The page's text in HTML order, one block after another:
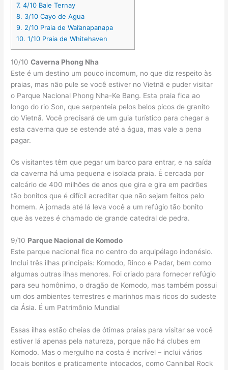
7. 4/10 Baie Ternay
8. 3/10 Cayo de Agua
9. 2/10 Praia de Wai’anapanapa
10. 1/10 Praia de Whitehaven
10/10Caverna Phong Nha
Este é um destino um pouco incomum, no que diz respeito às
praias, mas não pule se você estiver no Vietnã e puder visitar
o Parque Nacional Phong Nha-Ke Bang. Esta praia fica ao
longo do rio Son, que serpenteia pelos belos picos de granito
do Vietnã. Você precisará de um guia turístico para chegar a
esta caverna que se estende até a água, mas vale a pena
pagar.
Os visitantes têm que pegar um barco para entrar, e na saída
da caverna há uma pequena e isolada praia. É cercada por
calcário de 400 milhões de anos que gira e gira em padrões
tão bonitos que é difícil acreditar que não sejam feitos pelo
homem. A jornada até lá leva você a um refúgio tão bonito
que às vezes é chamado de grande catedral de pedra.
9/10 Parque Nacional de Komodo
Este parque nacional fica no centro do arquipélago indonésio.
Inclui três ilhas principais: Komodo, Rinco e Padar, bem como
algumas outras ilhas menores. Foi criado para fornecer refúgio
para seu homônimo, o dragão de Komodo, mas também possui
um dos ambientes terrestres e marinhos mais ricos do sudeste
da Ásia. É um Patrimônio Mundial
Essas ilhas estão cheias de ótimas praias para visitar se você
estiver lá apenas pela natureza, porque não há clubes em
Komodo. Mas o mergulho na costa é incrível – inclui vários
locais bonitos e praticamente intocados, como Cannibal Rock